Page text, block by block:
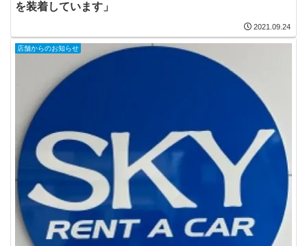
を装着しています」
2021.09.24
店舗からのお知らせ